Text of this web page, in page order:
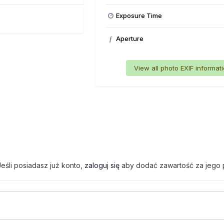
Exposure Time
f Aperture
View all photo EXIF
posiadasz już konto, zaloguj się aby dodać zawartość za jego